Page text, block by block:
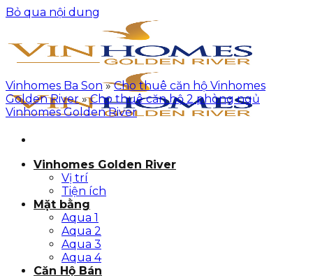
Bỏ qua nội dung
Vinhomes Golden River
Vị trí
Tiện ích
Mặt bằng
Aqua 1
Aqua 2
Aqua 3
Aqua 4
Căn Hộ Bán
Vinhomes Ba Son»Cho thuê căn hộ Vinhomes
Golden River»Cho thuê căn hộ 2 phòng ngủ
Vinhomes Golden River